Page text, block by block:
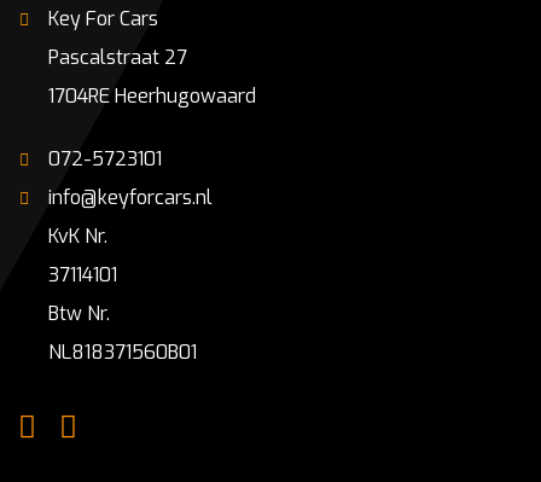
Key For Cars
Pascalstraat 27
1704RE Heerhugowaard
072-5723101
info@keyforcars.nl
KvK Nr.
37114101
Btw Nr.
NL818371560B01